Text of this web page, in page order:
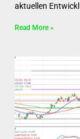
aktuellen
Read More »